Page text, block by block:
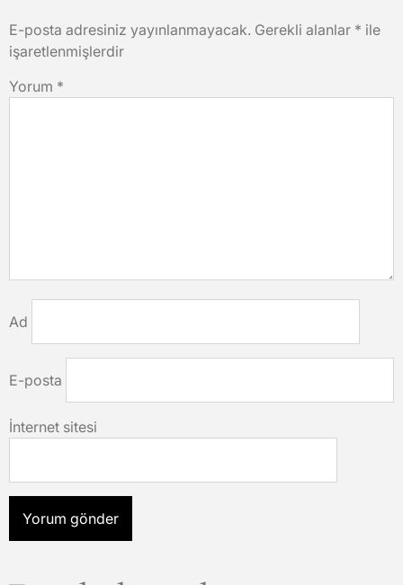
E-posta adresiniz yayınlanmayacak. Gerekli alanlar * ile
işaretlenmişlerdir
Yorum *
Ad
E-posta
İnternet sitesi